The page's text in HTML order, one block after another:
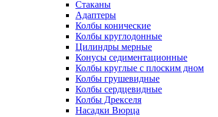
Стаканы
Адаптеры
Колбы конические
Колбы круглодонные
Цилиндры мерные
Конусы седиментационные
Колбы круглые с плоским дном
Колбы грушевидные
Колбы сердцевидные
Колбы Дрекселя
Насадки Вюрца